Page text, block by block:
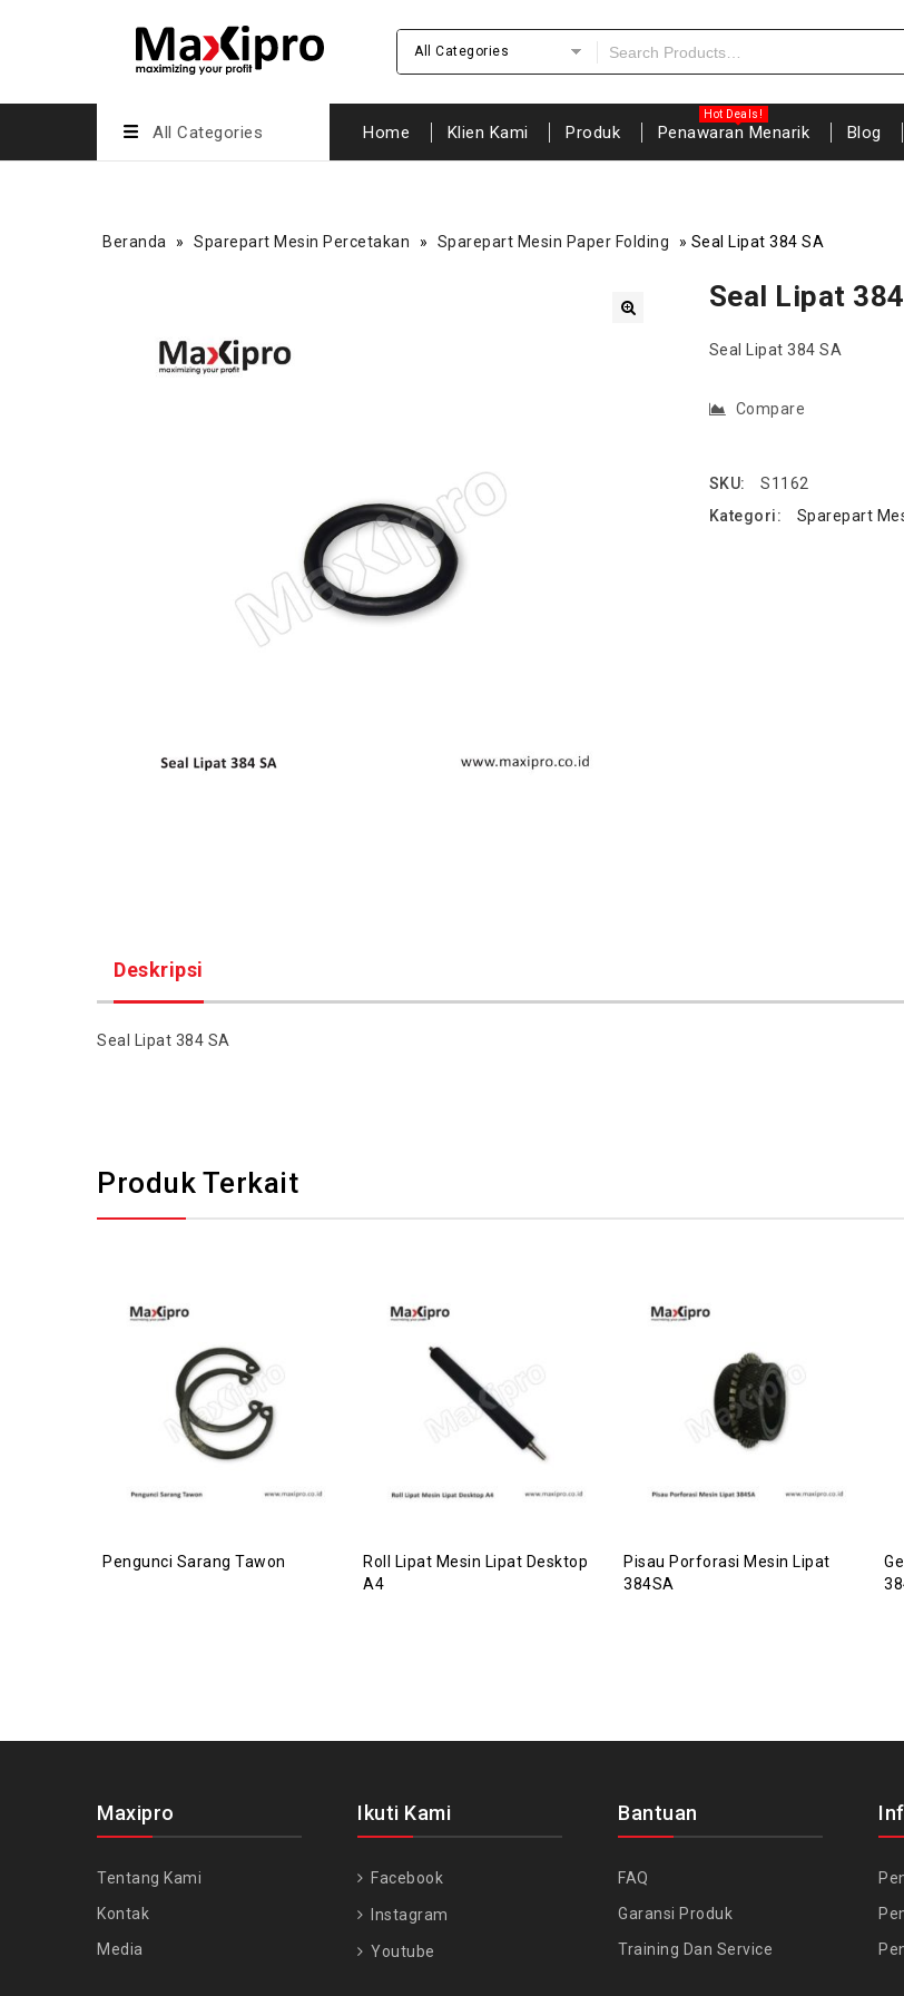
All Categories
All Categories Home Klien Kami Produk Penawaran Menarik Blog
Beranda » Sparepart Mesin Percetakan » Sparepart Mesin Paper Folding » Seal Lipat 384 SA
Seal Lipat
Seal Lipat 384 SA
Compare
SKU:
S1162
Kategori:
Sparepart
Deskripsi
Seal Lipat 384 SA
Produk Terkait
Pengunci Sarang Tawon
Roll Lipat Mesin Lipat Desktop
A4
Pisau Porforasi Mesin Lipat
384SA
Maxipro
Tentang Kami
Kontak
Media
Ikuti Kami
Facebook
Instagram
Youtube
Bantuan
FAQ
Garansi Produk
Training Dan Service